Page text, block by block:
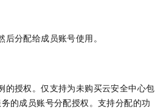
分配给成员账号使用。
的授权。仅支持为未购买云安全中心包
的成员账号分配授权。支持分配的功